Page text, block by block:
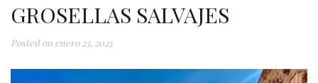
GROSELLAS SALVAJES
Posted on enero 23, 2025